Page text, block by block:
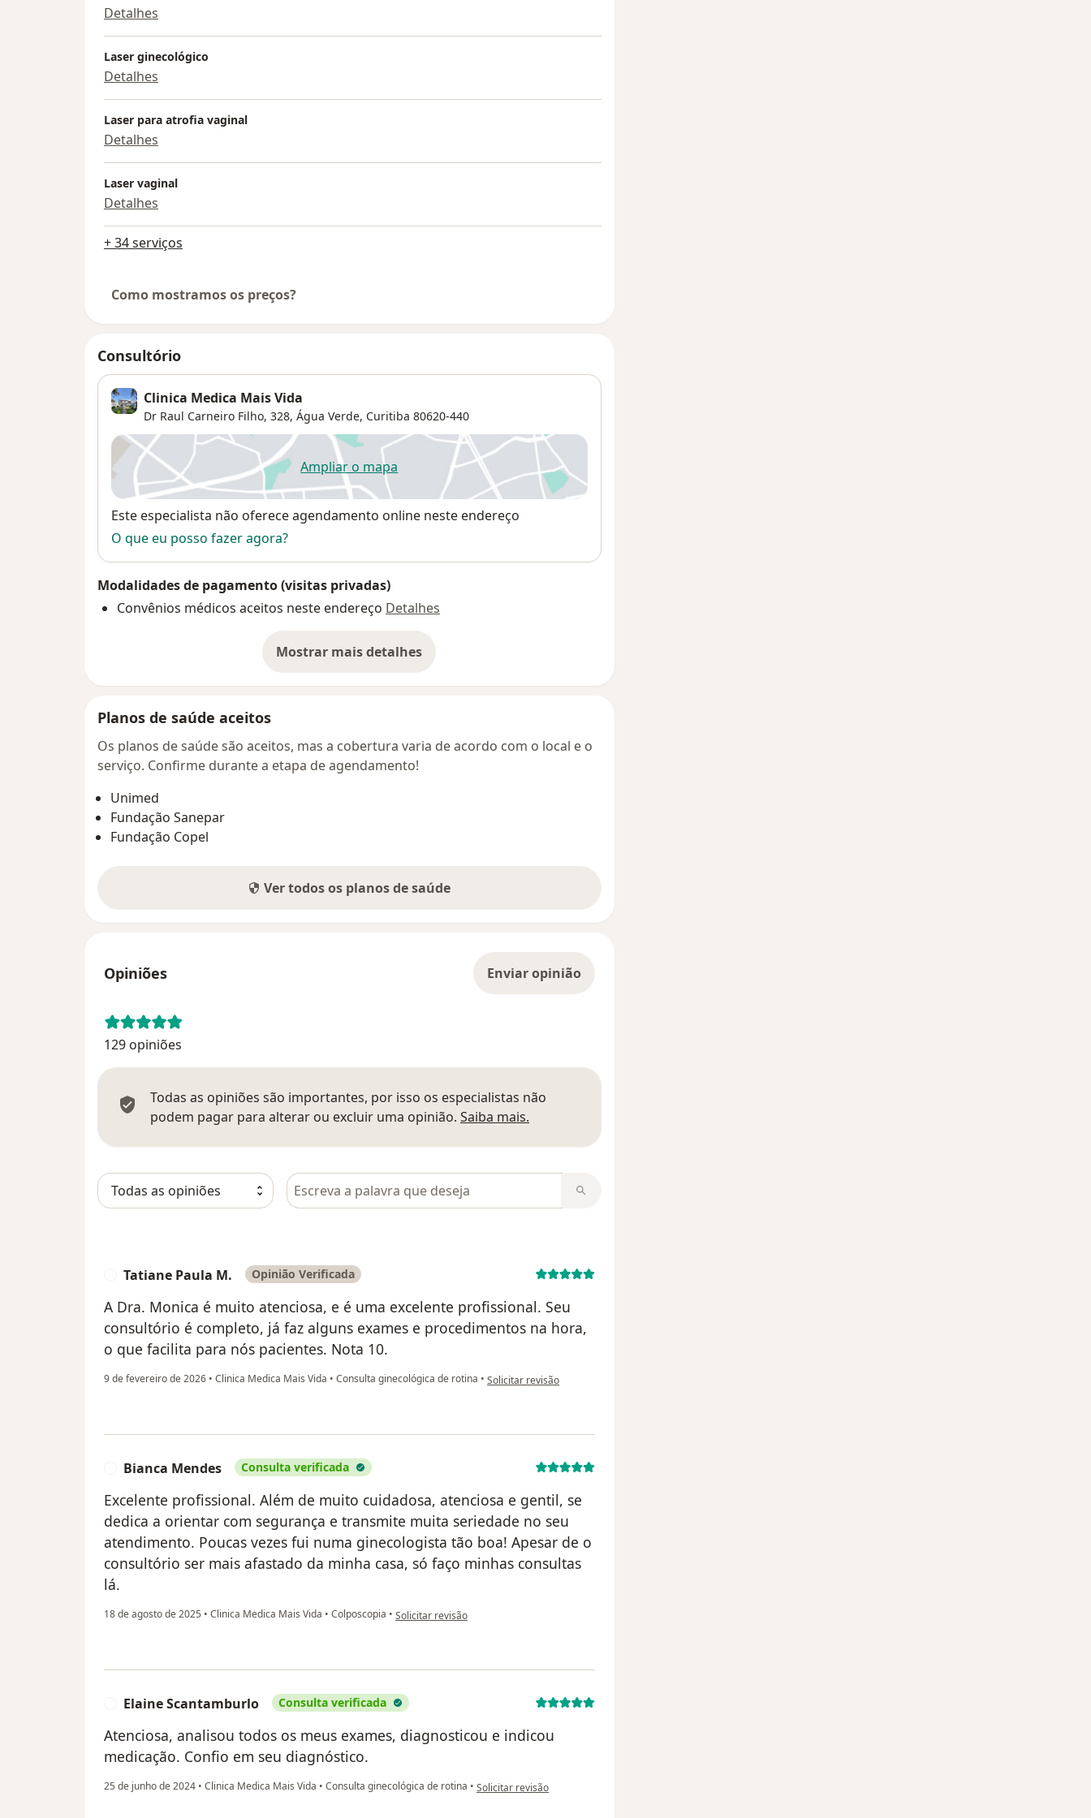
Detalhes
Laser ginecológico
Detalhes
Laser para atrofia vaginal
Detalhes
Laser vaginal
Detalhes
+ 34 serviços
Como mostramos os preços?
Consultório
Clinica Medica Mais Vida
Dr Raul Carneiro Filho, 328, Água Verde, Curitiba 80620-440
Ampliar o mapaabre num novo separador
Disponibilidade
Este especialista não oferece agendamento online neste endereço
O que eu posso fazer agora?
Modalidades de pagamento (visitas privadas)
Convênios médicos aceitos neste endereço Detalhes
Mostrar mais detalhes
sobre o endereço
Planos de saúde aceitos
Os planos de saúde são aceitos, mas a cobertura varia de acordo com o local e o
serviço. Confirme durante a etapa de agendamento!
Unimed
Fundação Sanepar
Fundação Copel
Ver todos os planos de saúde
Opiniões Enviar opinião
129 opiniões
Todas as opiniões são importantes, por isso os especialistas não
podem pagar para alterar ou excluir uma opinião. Saiba mais.
Pesquisar em opiniões
Tatiane Paula M. Opinião Verificada
A Dra. Monica é muito atenciosa, e é uma excelente profissional. Seu
consultório é completo, já faz alguns exames e procedimentos na hora,
o que facilita para nós pacientes. Nota 10.
9 de fevereiro de 2026 • Clinica Medica Mais Vida • Consulta ginecológica de rotina • na opinião do utilizador Tatiane Paula M.
Solicitar revisão
Bianca Mendes Consulta verificada
Excelente profissional. Além de muito cuidadosa, atenciosa e gentil, se
dedica a orientar com segurança e transmite muita seriedade no seu
atendimento. Poucas vezes fui numa ginecologista tão boa! Apesar de o
consultório ser mais afastado da minha casa, só faço minhas consultas
lá.
18 de agosto de 2025 • Clinica Medica Mais Vida • Colposcopia • na opinião do utilizador Bianca Mendes
Solicitar revisão
Elaine Scantamburlo Consulta verificada
Atenciosa, analisou todos os meus exames, diagnosticou e indicou
medicação. Confio em seu diagnóstico.
25 de junho de 2024 • Clinica Medica Mais Vida • Consulta ginecológica de rotina • na opinião do utilizador Elaine Scantamburlo
Solicitar revisão